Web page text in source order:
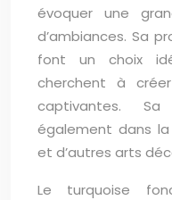
évoquer une
d’ambiances. Sa
font un choix
cherchent à
captivantes.
également dans
et d’autres arts
Le turquoise